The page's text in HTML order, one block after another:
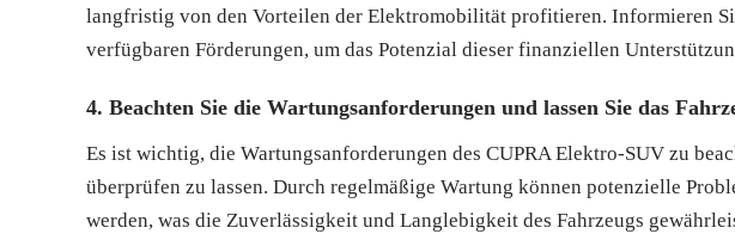
langfristig von den Vorteilen der Elektromobilität profitieren. Informieren
verfügbaren Förderungen, um das Potenzial dieser finanziellen
4. Beachten Sie die Wartungsanforderungen und lassen Sie das
Es ist wichtig, die Wartungsanforderungen des CUPRA Elektro-SUV zu
überprüfen zu lassen. Durch regelmäßige Wartung können potenzielle
werden, was die Zuverlässigkeit und Langlebigkeit des Fahrzeugs